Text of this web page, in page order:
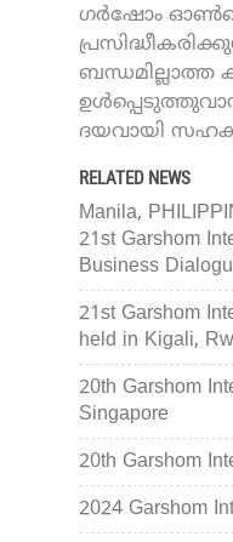
ഗർഷോം
ബന്ധമില്ലാത്ത
ദയവായി
RELATED NEWS
Manila,
21st Garshom
Business
21st Garshom
held in Kigali,
20th Garshom
Singapore
20th Garshom
2024 Garshom